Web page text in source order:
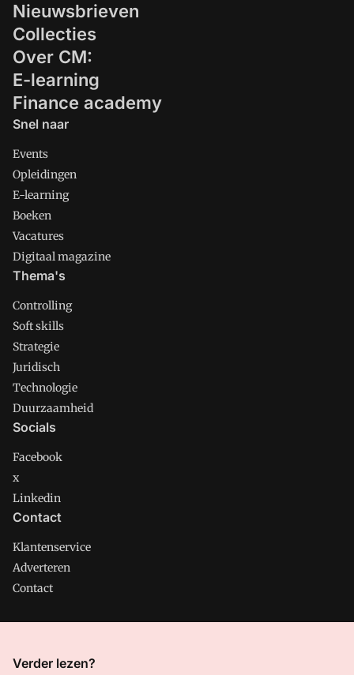
Nieuwsbrieven
Collecties
Over CM:
E-learning
Finance academy
Snel naar
Events
Opleidingen
E-learning
Boeken
Vacatures
Digitaal magazine
Thema's
Controlling
Soft skills
Strategie
Juridisch
Technologie
Duurzaamheid
Socials
Facebook
x
Linkedin
Contact
Klantenservice
Adverteren
Contact
CMweb is onderdeel van VMN media. Lees in
Verder lezen?